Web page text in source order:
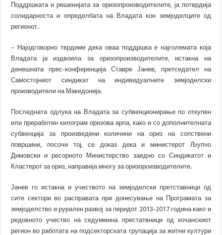
Поддршката и решенијата за оризопроизводителите, ја потврдија
солидарноста и определбата на Владата кон земјоделците од
регионот.
– Најодговорно тврдиме дека оваа поддршка е најголемата која
Владата ја издвоила за оризопроизводителите, истакна на
денешната прес-конференција Ставре Јанев, претседател на
Самостојниот синдикат на индивидуалните земјоделски
производители на Македонија.
Последната одлука на Владата за субвенционирање по откупен
или преработен килограм оризова арпа, како и со дополнителната
субвенција за произведени количини на ориз на сопствени
површини, посочи тој, се доказ дека и министерот Љупчо
Димовски и ресорното Министерство заедно со Синдикатот и
Кластерот за ориз, направија многу за оризороизводителите.
Јанев го истакна и учеството на земјоделски претставници од
сите сектори во расправата при донесување на Програмата за
земјоделство и рурален развој за перидот 2013-2017 година како и
редовното учество на седуммина престатвници од кочанскиот
регион во работата на подсекторската групација за житни култури